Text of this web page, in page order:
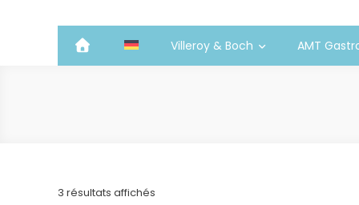
Villeroy & Boch AMT
3 résultats affichés